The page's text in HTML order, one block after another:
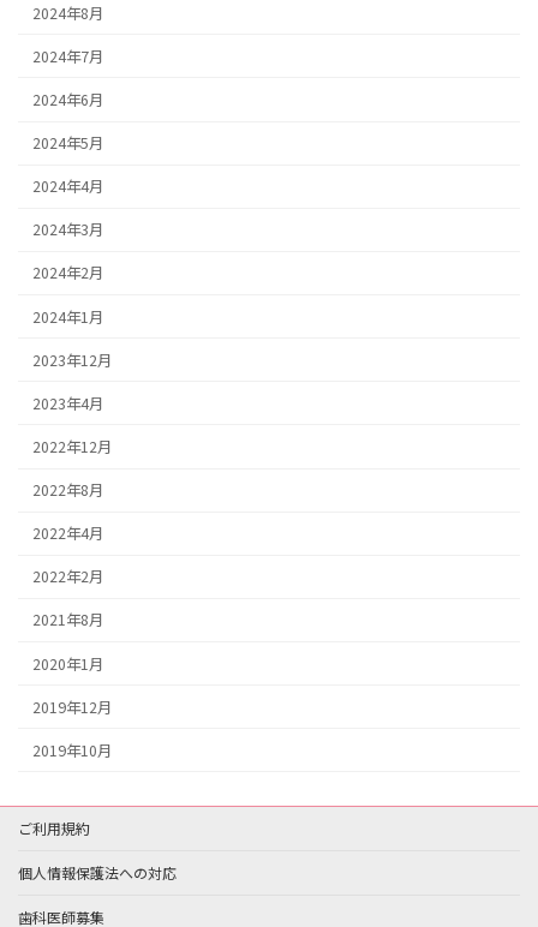
2024年8月
2024年7月
2024年6月
2024年5月
2024年4月
2024年3月
2024年2月
2024年1月
2023年12月
2023年4月
2022年12月
2022年8月
2022年4月
2022年2月
2021年8月
2020年1月
2019年12月
2019年10月
ご利用規約
個人情報保護法への対応
歯科医師募集